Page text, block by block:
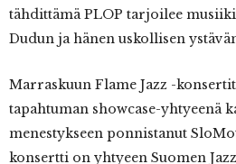
tähdittämä PLOP tarjoilee
Dudun ja hänen uskollisen
Marraskuun Flame Jazz -konsertit
tapahtuman showcase-yhtyeenä
menestykseen ponnistanut
konsertti on yhtyeen Suomen